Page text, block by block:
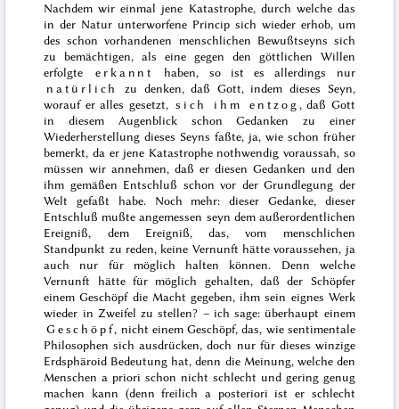
Nachdem wir einmal jene Katastrophe, durch welche das
in der Natur unterworfene Princip sich wieder erhob, um
des schon vorhandenen menschlichen Bewußtseyns sich
zu bemächtigen, als eine gegen den göttlichen Willen
erfolgte
erkannt
haben, so ist es allerdings nur
natürlich
zu denken, daß Gott, indem dieses Seyn,
worauf er alles gesetzt, sich ihm entzog , daß Gott
in diesem Augenblick schon Gedanken zu einer
Wiederherstellung dieses Seyns faßte, ja, wie schon früher
bemerkt, da er jene Katastrophe nothwendig voraussah, so
müssen wir annehmen, daß er diesen Gedanken und den
ihm gemäßen Entschluß schon vor der Grundlegung der
Welt gefaßt habe. Noch mehr: dieser Gedanke, dieser
Entschluß mußte angemessen seyn dem außerordentlichen
Ereigniß, dem Ereigniß, das, vom menschlichen
Standpunkt zu reden, keine Vernunft hätte voraussehen, ja
auch nur für möglich halten können. Denn welche
Vernunft hätte für möglich gehalten, daß der Schöpfer
einem Geschöpf die Macht gegeben, ihm sein eignes Werk
wieder in Zweifel zu stellen? – ich sage: überhaupt einem
Geschöpf, nicht einem Geschöpf, das, wie sentimentale
Philosophen sich ausdrücken, doch nur für dieses winzige
Erdsphäroid Bedeutung hat, denn die Meinung, welche den
Menschena priori schon nicht schlecht und gering genug
machen kann (denn freilich a posteriori ist er schlecht